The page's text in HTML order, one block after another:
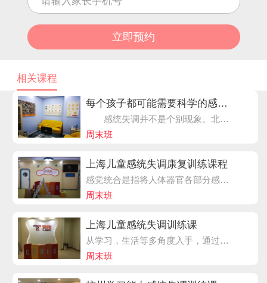
相关课程
每个孩子都可能需要科学的感统训练课程
感统失调并不是个别现象。北大医学部调查发现，儿童感统失调的比例达30%，这部分儿童急需专业的感统训练。同时，由于感觉运动统合能力是所有儿童认知发育、学习技能的基础，因此，80%的孩子都需要科学的感统训练，来达到增强学习能力，提升学习效率，取得更优发展的目的。
周末班
上海儿童感统失调康复训练课程
感觉统合是指将人体器官各部分感觉信息(如视觉、听觉、触觉、嗅觉、前庭觉和本体觉等)输入组合起来，经大脑处理(解释、比较、增强、抑制、联系和统一)，对身体外的知觉做出反应，并反馈指导行为、语言、思维等的能力。
周末班
上海儿童感统失调训练课
从学习，生活等多角度入手，通过使用特殊的体育器材，设置有针对性的体育课程和生动的游戏，辅以刺激，诱导，调节，疏导，抑制等，解决儿童在现代生活空间活动受到压缩，活动受到限制的问题
周末班